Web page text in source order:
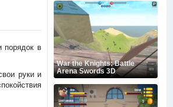
порядок в
руки и
War the Knights: Battle
Arena Swords 3D